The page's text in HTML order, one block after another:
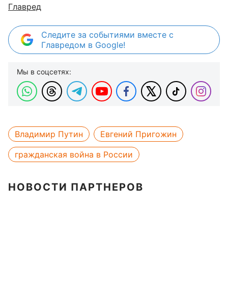
Главред
Следите за событиями вместе с
Главредом в Google!
Мы в соцсетях:
Владимир Путин
Евгений Пригожин
гражданская война в России
НОВОСТИ ПАРТНЕРОВ